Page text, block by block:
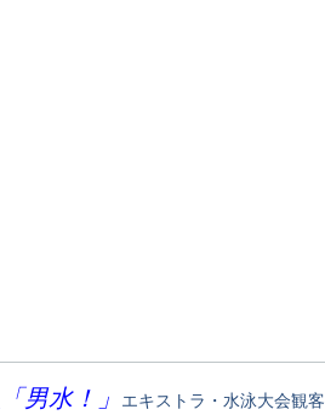
「男水！」 エキストラ・水泳大会観客